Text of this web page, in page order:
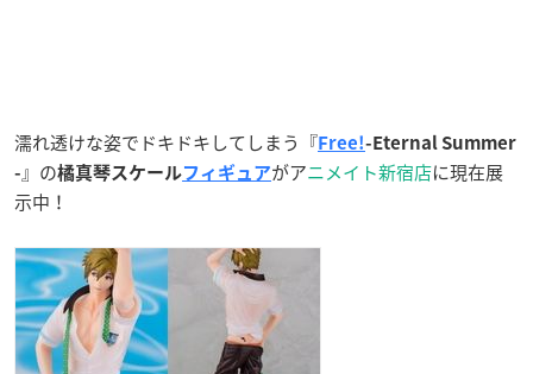
濡れ透けな姿でドキドキしてしまう『Free!-Eternal Summer
-』の橘真琴スケールフィギュアがアニメイト新宿店に現在展
示中！